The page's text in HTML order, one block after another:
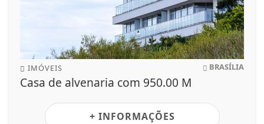
IMÓVEIS BRASÍLIA
Casa de alvenaria com 950.00 M
+ INFORMAÇÕES